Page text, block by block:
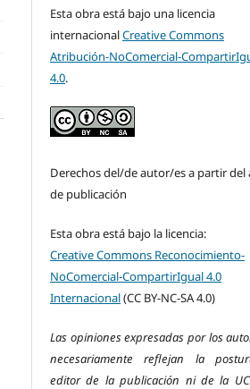
Esta obra está bajo una licencia
internacionalCreative Commons
Atribución-NoComercial-
4.0.
Derechos del/de autor/es a partir del
de publicación
Esta obra está bajo la licencia:
Creative Commons Reconocimiento-
NoComercial-CompartirIgual 4.0
Internacional(CC BY-NC-SA 4.0)
Las opiniones expresadas por los
necesariamente reflejan la
editor de la publicación ni de la